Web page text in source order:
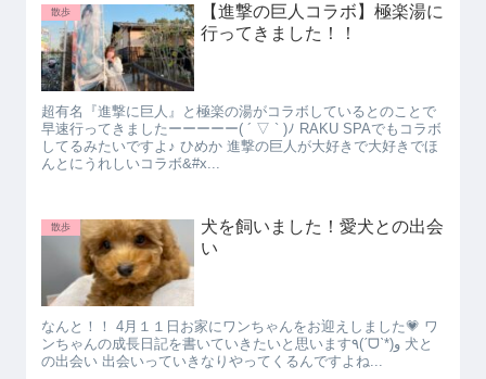
散歩
【進撃の巨人コラボ】極楽湯に
行ってきました！！
超有名『進撃に巨人』と極楽の湯がコラボしているとのことで
早速行ってきましたーーーーー( ´ ▽ ` )ﾉ RAKU SPAでもコラボ
してるみたいですよ♪ ひめか 進撃の巨人が大好きで大好きでほ
んとにうれしいコラボ&#x...
散歩
犬を飼いました！愛犬との出会
い
なんと！！ 4月１１日お家にワンちゃんをお迎えしました💗 ワ
ンちゃんの成長日記を書いていきたいと思います٩(ˊᗜˋ*)و 犬と
の出会い 出会いっていきなりやってくるんですよね...